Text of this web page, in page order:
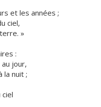
et les années ;
ciel,
»
:
jour,
la nuit ;